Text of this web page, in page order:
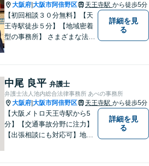
大阪府 大阪市阿倍野区 天王寺駅 から徒歩5分
【初回相談３０分無料】【天
王寺駅徒歩５分】【地域密着
型の事務所】 さまざまな法律
相続、インターネット上のト
ラブルに注力！！
詳細を見
る
中尾 良平 弁護士
弁護士法人池内総合法律事務所 あべの事務所
大阪府 大阪市阿倍野区 天王寺駅 から徒歩5分
【大阪メトロ天王寺駅から5
分】【交通事故分野に注力】
【出張相談にも対応可】地元
詳細を見
る